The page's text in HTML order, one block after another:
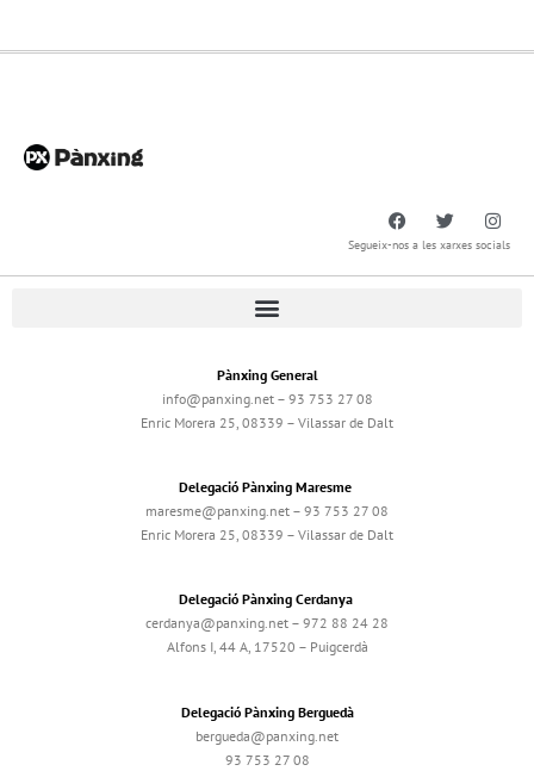
Segueix-nos a les xarxes socials
Pànxing General
info@panxing.net – 93 753 27 08
Enric Morera 25, 08339 – Vilassar de Dalt
Delegació Pànxing Maresme
maresme@panxing.net – 93 753 27 08
Enric Morera 25, 08339 – Vilassar de Dalt
Delegació Pànxing Cerdanya
cerdanya@panxing.net – 972 88 24 28
Alfons I, 44 A, 17520 – Puigcerdà
Delegació Pànxing Berguedà
bergueda@panxing.net
93 753 27 08